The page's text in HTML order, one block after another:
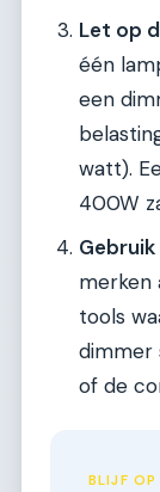
Let op
één
een
watt).
400W
merken
tools
dimmer
of de
BLIJF